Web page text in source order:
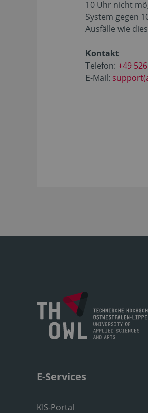
10 Uhr nicht
System gegen
Ausfälle wie
Kontakt
Telefon: +49
E-Mail:
E-Services
KIS-Portal